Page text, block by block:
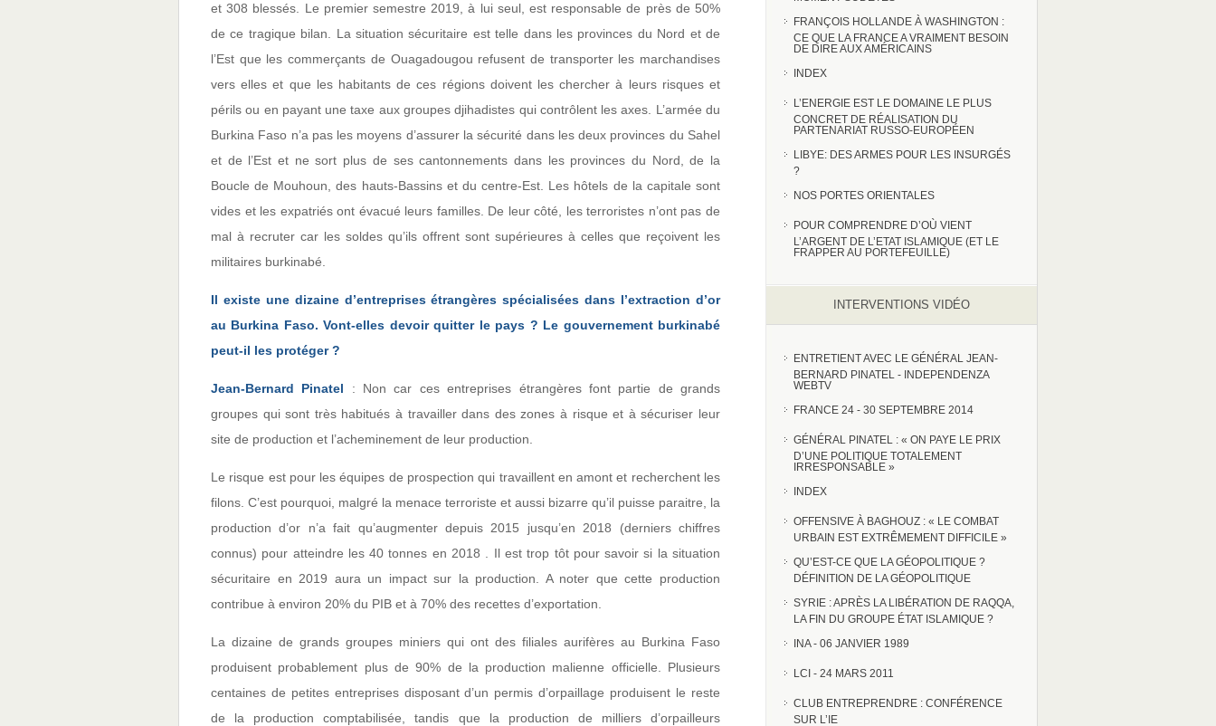
et 308 blessés. Le premier semestre 2019, à lui seul, est responsable de près de 50%
de ce tragique bilan. La situation sécuritaire est telle dans les provinces du Nord et de
l’Est que les commerçants de Ouagadougou refusent de transporter les marchandises
vers elles et que les habitants de ces régions doivent les chercher à leurs risques et
périls ou en payant une taxe aux groupes djihadistes qui contrôlent les axes. L’armée du
Burkina Faso n’a pas les moyens d’assurer la sécurité dans les deux provinces du Sahel
et de l’Est et ne sort plus de ses cantonnements dans les provinces du Nord, de la
Boucle de Mouhoun, des hauts-Bassins et du centre-Est. Les hôtels de la capitale sont
vides et les expatriés ont évacué leurs familles. De leur côté, les terroristes n’ont pas de
mal à recruter car les soldes qu’ils offrent sont supérieures à celles que reçoivent les
militaires burkinabé.
Il existe une dizaine d’entreprises étrangères spécialisées dans l’extraction d’or
au Burkina Faso. Vont-elles devoir quitter le pays ? Le gouvernement burkinabé
peut-il les protéger ?
Jean-Bernard Pinatel : Non car ces entreprises étrangères font partie de grands
groupes qui sont très habitués à travailler dans des zones à risque et à sécuriser leur
site de production et l’acheminement de leur production.
Le risque est pour les équipes de prospection qui travaillent en amont et recherchent les
filons. C’est pourquoi, malgré la menace terroriste et aussi bizarre qu’il puisse paraitre, la
production d’or n’a fait qu’augmenter depuis 2015 jusqu’en 2018 (derniers chiffres
connus) pour atteindre les 40 tonnes en 2018 . Il est trop tôt pour savoir si la situation
sécuritaire en 2019 aura un impact sur la production. A noter que cette production
contribue à environ 20% du PIB et à 70% des recettes d’exportation.
La dizaine de grands groupes miniers qui ont des filiales aurifères au Burkina Faso
produisent probablement plus de 90% de la production malienne officielle. Plusieurs
centaines de petites entreprises disposant d’un permis d’orpaillage produisent le reste
de la production comptabilisée, tandis que la production de milliers d’orpailleurs
FRANÇOIS HOLLANDE À WASHINGTON :
CE QUE LA FRANCE A VRAIMENT BESOIN
DE DIRE AUX AMÉRICAINS
INDEX
L’ENERGIE EST LE DOMAINE LE PLUS
CONCRET DE RÉALISATION DU
PARTENARIAT RUSSO-EUROPÉEN
LIBYE: DES ARMES POUR LES INSURGÉS
?
NOS PORTES ORIENTALES
POUR COMPRENDRE D’OÙ VIENT
L’ARGENT DE L’ETAT ISLAMIQUE (ET LE
FRAPPER AU PORTEFEUILLE)
INTERVENTIONS VIDÉO
ENTRETIENT AVEC LE GÉNÉRAL JEAN-
BERNARD PINATEL - INDEPENDENZA
WEBTV
FRANCE 24 - 30 SEPTEMBRE 2014
GÉNÉRAL PINATEL : « ON PAYE LE PRIX
D’UNE POLITIQUE TOTALEMENT
IRRESPONSABLE »
INDEX
OFFENSIVE À BAGHOUZ : « LE COMBAT
URBAIN EST EXTRÊMEMENT DIFFICILE »
QU’EST-CE QUE LA GÉOPOLITIQUE ?
DÉFINITION DE LA GÉOPOLITIQUE
SYRIE : APRÈS LA LIBÉRATION DE RAQQA,
LA FIN DU GROUPE ÉTAT ISLAMIQUE ?
INA - 06 JANVIER 1989
LCI - 24 MARS 2011
CLUB ENTREPRENDRE : CONFÉRENCE
SUR L’IE